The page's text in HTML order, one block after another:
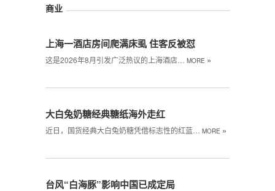
商业
上海一酒店房间爬满床虱 住客反被怼
这是2026年8月引发广泛热议的上海酒店… MORE »
大白兔奶糖经典糖纸海外走红
近日，国货经典大白兔奶糖凭借标志性的红蓝… MORE »
台风“白海豚”影响中国已成定局